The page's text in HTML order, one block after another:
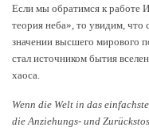
Если мы обратимся к работе
теория неба», то увидим, что
значении высшего мирового
стал источником бытия
хаоса.
Wenn die Welt in das
die Anziehungs- und